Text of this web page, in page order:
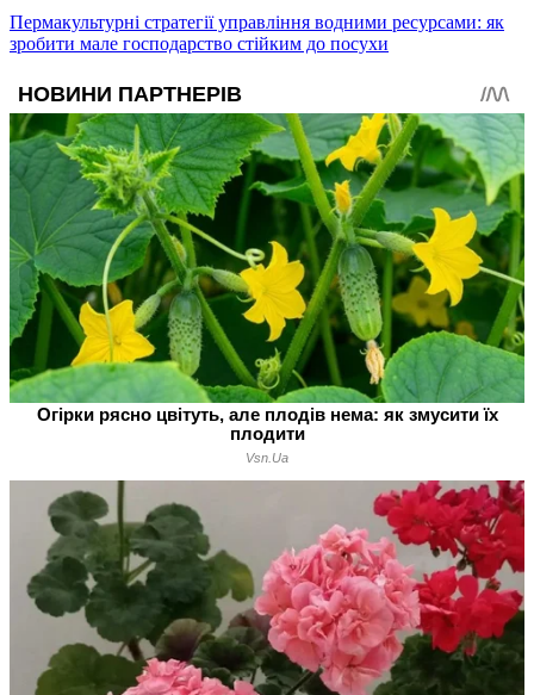
Пермакультурні стратегії управління водними ресурсами: як
зробити мале господарство стійким до посухи